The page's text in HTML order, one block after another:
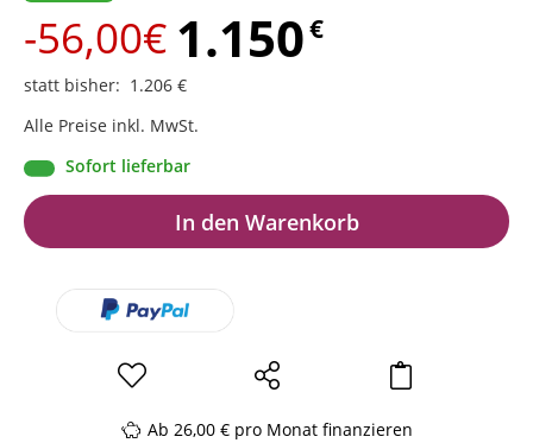
-56,00€ 1.150€
statt bisher: 1.206 €
Alle Preise inkl. MwSt.
Sofort lieferbar
In den Warenkorb
Ab 26,00 € pro Monat finanzieren